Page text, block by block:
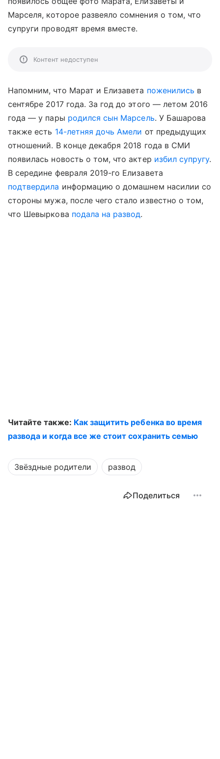
Марселя, которое развеяло сомнения о том, что
супруги проводят время вместе.
Контент недоступен
Напомним, что Марат и Елизавета поженились в
сентябре 2017 года. За год до этого — летом 2016
года — у пары родился сын Марсель. У Башарова
также есть 14-летняя дочь Амели от предыдущих
отношений. В конце декабря 2018 года в СМИ
появилась новость о том, что актер избил супругу.
В середине февраля 2019-го Елизавета
подтвердила информацию о домашнем насилии со
стороны мужа, после чего стало известно о том,
что Шевыркова подала на развод.
Читайте также: Как защитить ребенка во время
развода и когда все же стоит сохранить семью
Звёздные родители развод
Поделиться